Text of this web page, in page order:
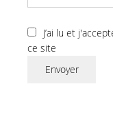
J’ai lu et
ce site
Envoyer